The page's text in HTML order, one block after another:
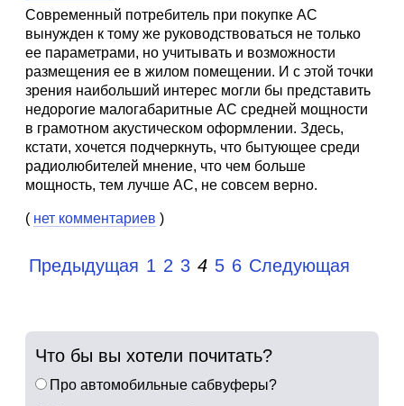
Современный потребитель при покупке АС
вынужден к тому же руководствоваться не только
ее параметрами, но учитывать и возможности
размещения ее в жилом помещении. И с этой точки
зрения наибольший интерес могли бы представить
недорогие малогабаритные АС средней мощности
в грамотном акустическом оформлении. Здесь,
кстати, хочется подчеркнуть, что бытующее среди
радиолюбителей мнение, что чем больше
мощность, тем лучше АС, не совсем верно.
( нет комментариев )
Предыдущая 1 2 3 4 5 6 Следующая
Что бы вы хотели почитать?
Про автомобильные сабвуферы?